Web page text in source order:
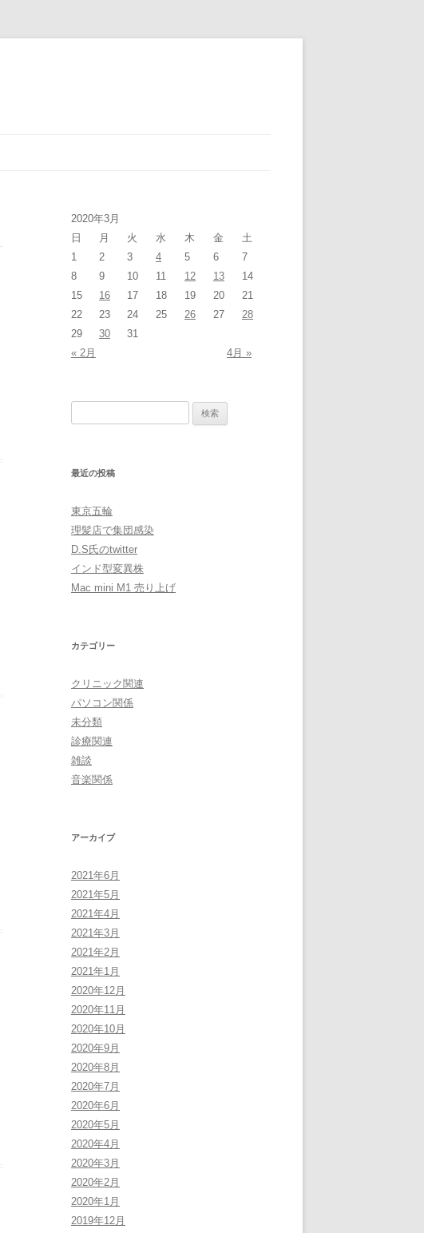
2020年3月
日
月 火 水 木 金
土
1
2 3 4 5 6
7
8
9 10 11 12 13
14
15
16 17 18 19 20
21
22
23 24 25 26 27
28
29
30
31
« 2月
4月 »
最近の投稿
東京五輪
理髪店で集団感染
D.S氏のtwitter
インド型変異株
Mac mini M1 売り上げ
カテゴリー
クリニック関連
パソコン関係
未分類
診療関連
雑談
音楽関係
アーカイブ
2021年6月
2021年5月
2021年4月
2021年3月
2021年2月
2021年1月
2020年12月
2020年11月
2020年10月
2020年9月
2020年8月
2020年7月
2020年6月
2020年5月
2020年4月
2020年3月
2020年2月
2020年1月
2019年12月